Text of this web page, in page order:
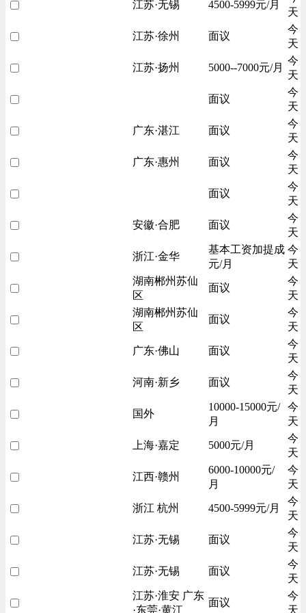
江苏·无锡 4500-5999元/月
天
江苏·徐州 面议
今
天
江苏·扬州 5000--7000元/月
今
天
面议
今
天
广东·湛江 面议
今
天
广东·惠州 面议
今
天
面议
今
天
安徽·合肥 面议
今
天
浙江·金华
基本工资加提成
元/月
今
天
湖南郴州苏仙
区
面议
今
天
湖南郴州苏仙
区
面议
今
天
广东·佛山 面议
今
天
河南·新乡 面议
今
天
国外
10000-15000元/
月
今
天
上海·嘉定 5000元/月
今
天
江西·赣州
6000-10000元/
月
今
天
浙江 杭州 4500-5999元/月
今
天
江苏·无锡 面议
今
天
江苏·无锡 面议
今
天
江苏·淮安 广东
·东莞·黄江
面议
今
天